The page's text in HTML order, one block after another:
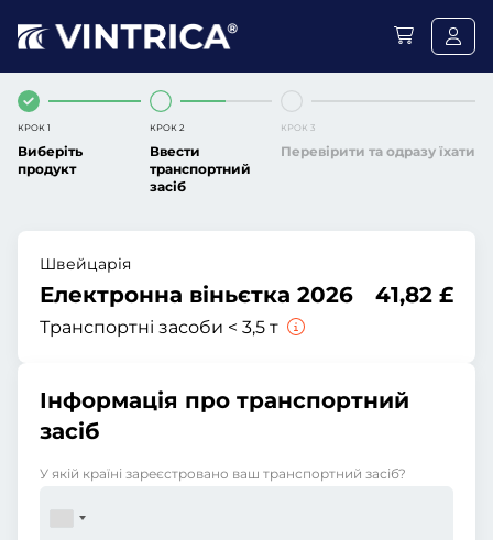
КРОК 1
Виберіть
продукт
КРОК 2
Ввести
транспортний
засіб
КРОК 3
Перевірити та одразу їхати
Швейцарія
Електронна віньєтка 2026
Транспортні засоби < 3,5 т
41,82 £
Інформація про транспортний
засіб
У якій країні зареєстровано ваш транспортний засіб?